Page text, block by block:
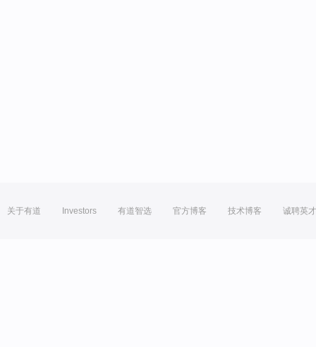
关于有道 Investors 有道智选 官方博客 技术博客 诚聘英才